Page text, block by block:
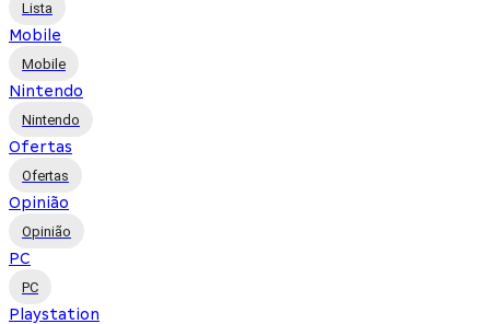
Lista
Mobile
Mobile
Nintendo
Nintendo
Ofertas
Ofertas
Opinião
Opinião
PC
PC
Playstation